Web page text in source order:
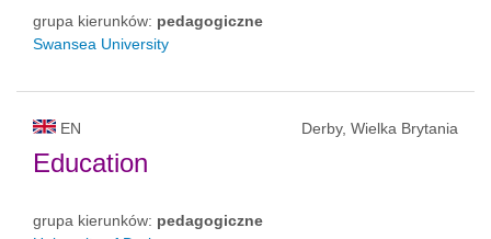
grupa kierunków: pedagogiczne
Swansea University
EN Derby, Wielka Brytania
Education
grupa kierunków: pedagogiczne